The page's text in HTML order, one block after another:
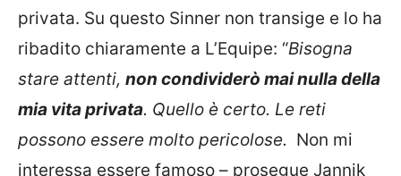
privata. Su questo Sinner non transige e lo ha
ribadito chiaramente a L’Equipe: “Bisogna
stare attenti, non condividerò mai nulla della
mia vita privata. Quello è certo. Le reti
possono essere molto pericolose. Non mi
interessa essere famoso – prosegue Jannik